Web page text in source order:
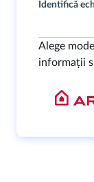
Identifică
Alege
informații